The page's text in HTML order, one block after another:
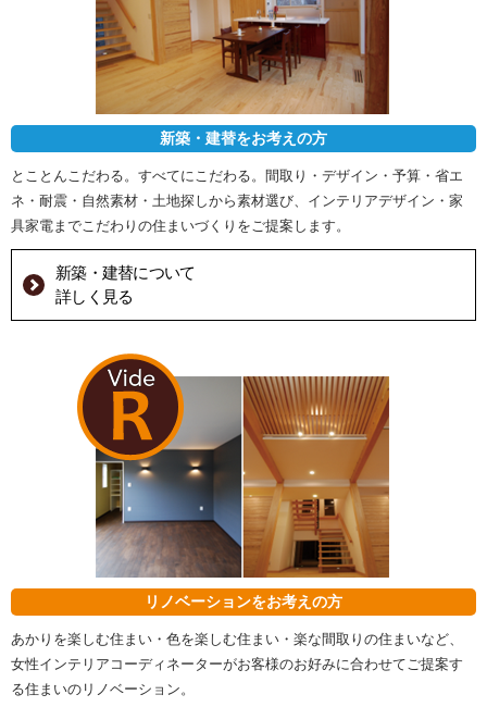
新築・建替をお考えの方
とことんこだわる。すべてにこだわる。間取り・デザイン・予算・省エ
ネ・耐震・自然素材・土地探しから素材選び、インテリアデザイン・家
具家電までこだわりの住まいづくりをご提案します。
新築・建替について
詳しく見る
リノベーションをお考えの方
あかりを楽しむ住まい・色を楽しむ住まい・楽な間取りの住まいなど、
女性インテリアコーディネーターがお客様のお好みに合わせてご提案す
る住まいのリノベーション。